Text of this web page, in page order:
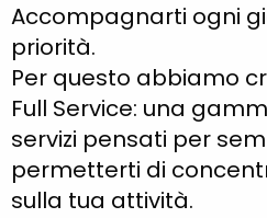
Accompagnarti ogni
priorità.
Per questo abbiamo
Full Service: una
servizi pensati per
permetterti di
sulla tua attività.